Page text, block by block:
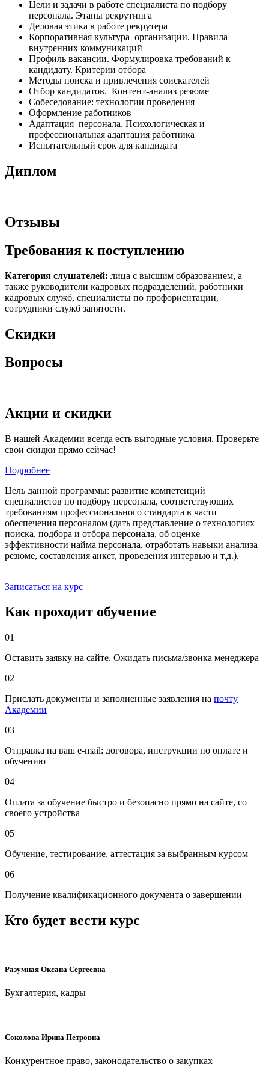
Цели и задачи в работе специалиста по подбору
персонала. Этапы рекрутинга
Деловая этика в работе рекрутера
Корпоративная культура организации. Правила
внутренних коммуникаций
Профиль вакансии. Формулировка требований к
кандидату. Критерии отбора
Методы поиска и привлечения соискателей
Отбор кандидатов. Контент-анализ резюме
Собеседование: технологии проведения
Оформление работников
Адаптация персонала. Психологическая и
профессиональная адаптация работника
Испытательный срок для кандидата
Диплом
Отзывы
Требования к поступлению
Категория слушателей: лица с высшим образованием, а
также руководители кадровых подразделений, работники
кадровых служб, специалисты по профориентации,
сотрудники служб занятости.
Скидки
Вопросы
Акции и скидки
В нашей Академии всегда есть выгодные условия. Проверьте
свои скидки прямо сейчас!
Подробнее
Цель данной программы: развитие компетенций
специалистов по подбору персонала, соответствующих
требованиям профессионального стандарта в части
обеспечения персоналом (дать представление о технологиях
поиска, подбора и отбора персонала, об оценке
эффективности найма персонала, отработать навыки анализа
резюме, составления анкет, проведения интервью и т.д.).
Записаться на курс
Как проходит обучение
01
Оставить заявку на сайте. Ожидать письма/звонка менеджера
02
Прислать документы и заполненные заявления на почту
Академии
03
Отправка на ваш e-mail: договора, инструкции по оплате и
обучению
04
Оплата за обучение быстро и безопасно прямо на сайте, со
своего устройства
05
Обучение, тестирование, аттестация за выбранным курсом
06
Получение квалификационного документа о завершении
Кто будет вести курс
Разумная Оксана Сергеевна
Бухгалтерия, кадры
Соколова Ирина Петровна
Конкурентное право, законодательство о закупках